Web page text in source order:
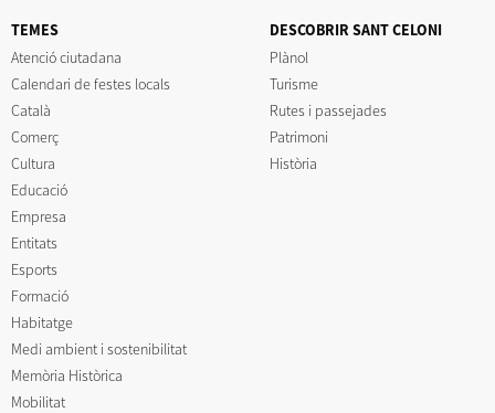
TEMES
Atenció ciutadana
Calendari de festes locals
Català
Comerç
Cultura
Educació
Empresa
Entitats
Esports
Formació
Habitatge
Medi ambient i sostenibilitat
Memòria Històrica
Mobilitat
DESCOBRIR SANT CELONI
Plànol
Turisme
Rutes i passejades
Patrimoni
Història